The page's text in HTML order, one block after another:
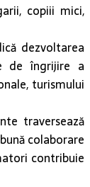
copiii mici,
dezvoltarea
de îngrijire a
turismului
traversează
colaborare
contribuie